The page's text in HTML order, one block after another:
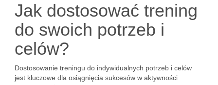
Jak dostosować trening
do swoich potrzeb i
celów?
Dostosowanie treningu do indywidualnych potrzeb i celów
jest kluczowe dla osiągnięcia sukcesów w aktywności